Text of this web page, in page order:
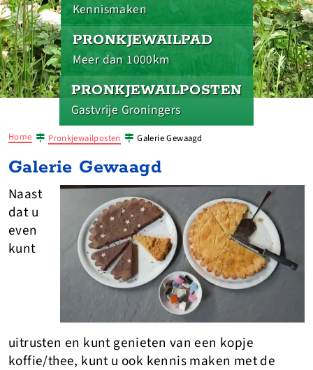
Kennismaken
PRONKJEWAILPAD
Meer dan 1000km
PRONKJEWAILPOSTEN
Gastvrije Groningers
Home Pronkjewailposten Galerie Gewaagd
Galerie Gewaagd
Naast
dat u
even
kunt
uitrusten en kunt genieten van een kopje
koffie/thee, kunt u ook kennis maken met de